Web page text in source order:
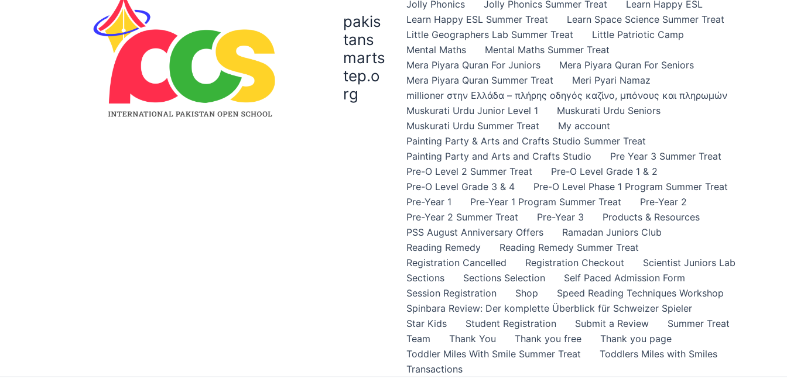
pakis
tans
marts
tep.o
rg
Jolly Phonics
Jolly Phonics Summer Treat
Learn Happy ESL
Learn Happy ESL Summer Treat
Learn Space Science Summer Treat
Little Geographers Lab Summer Treat
Little Patriotic Camp
Mental Maths
Mental Maths Summer Treat
Mera Piyara Quran For Juniors
Mera Piyara Quran For Seniors
Mera Piyara Quran Summer Treat
Meri Pyari Namaz
millioner στην Ελλάδα – πλήρης οδηγός καζίνο, μπόνους και πληρωμών
Muskurati Urdu Junior Level 1
Muskurati Urdu Seniors
Muskurati Urdu Summer Treat
My account
Painting Party & Arts and Crafts Studio Summer Treat
Painting Party and Arts and Crafts Studio
Pre Year 3 Summer Treat
Pre-O Level 2 Summer Treat
Pre-O Level Grade 1 & 2
Pre-O Level Grade 3 & 4
Pre-O Level Phase 1 Program Summer Treat
Pre-Year 1
Pre-Year 1 Program Summer Treat
Pre-Year 2
Pre-Year 2 Summer Treat
Pre-Year 3
Products & Resources
PSS August Anniversary Offers
Ramadan Juniors Club
Reading Remedy
Reading Remedy Summer Treat
Registration Cancelled
Registration Checkout
Scientist Juniors Lab
Sections
Sections Selection
Self Paced Admission Form
Session Registration
Shop
Speed Reading Techniques Workshop
Spinbara Review: Der komplette Überblick für Schweizer Spieler
Star Kids
Student Registration Submit a Review
Summer Treat
Team
Thank You Thank you free
Thank you page
Toddler Miles With Smile Summer Treat
Toddlers Miles with Smiles
Transactions